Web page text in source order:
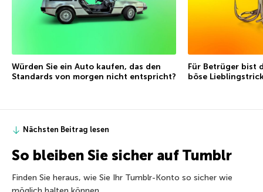
Würden Sie ein Auto kaufen, das den
Standards von morgen nicht entspricht?
Für Betrüger bist
böse
Nächsten Beitrag lesen
So bleiben Sie sicher auf Tumblr
Finden Sie heraus, wie Sie Ihr Tumblr-Konto so sicher wie